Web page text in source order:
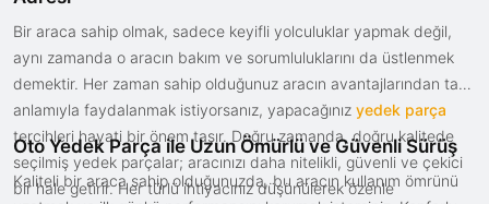
Bir araca sahip olmak, sadece keyifli yolculuklar yapmak değil,
aynı zamanda o aracın bakım ve sorumluluklarını da üstlenmek
demektir. Her zaman sahip olduğunuz aracın avantajlarından tam
anlamıyla faydalanmak istiyorsanız, yapacağınız yedek parça
tercihleri hayati bir önem taşır. Doğru zamanda, doğru kalitede
seçilmiş yedek parçalar; aracınızı daha nitelikli, güvenli ve çekici
bir hale getirir. Her türlü ihtiyacınız düşünülerek özenle
Oto Yedek Parça ile Uzun Ömürlü ve Güvenli Sürüş
Kaliteli bir araca sahip olduğunuzda, bu aracın kullanım ömrünü